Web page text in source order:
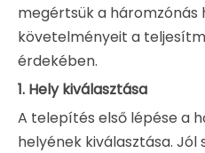
megértsük a háromzónás
követelményeit a
érdekében.
1. Hely kiválasztása
A telepítés első lépése a
helyének kiválasztása. Jól